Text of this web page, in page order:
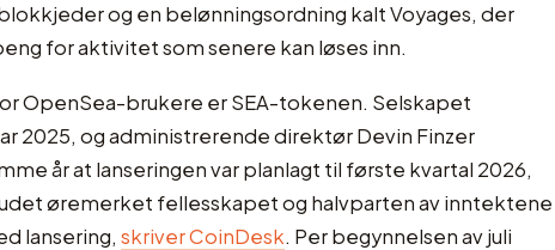
og en belønningsordning kalt Voyages, der
for aktivitet som senere kan løses inn.
OpenSea-brukere er SEA-tokenen. Selskapet
2025, og administrerende direktør Devin Finzer
år at lanseringen var planlagt til første kvartal 2026,
øremerket fellesskapet og halvparten av inntektene
lansering, skriver CoinDesk. Per begynnelsen av juli